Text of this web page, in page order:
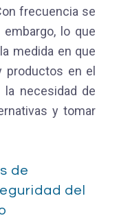
frecuencia se
lo que
medida en que
productos en el
la necesidad de
y tomar
de
del